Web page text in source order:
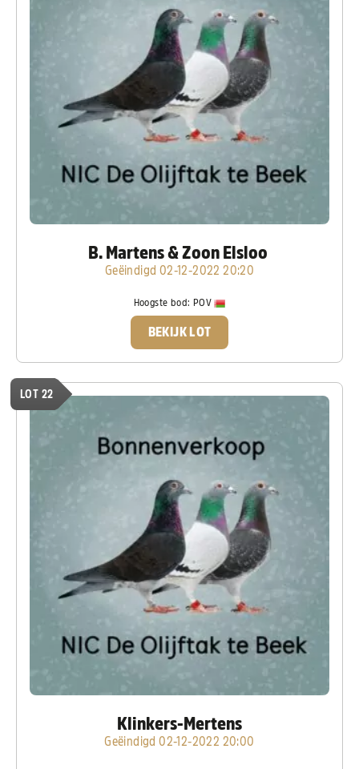
B. Martens & Zoon Elsloo
Geëindigd 02-12-2022 20:20
Hoogste bod: POV
BEKIJK LOT
LOT 22
Klinkers-Mertens
Geëindigd 02-12-2022 20:00